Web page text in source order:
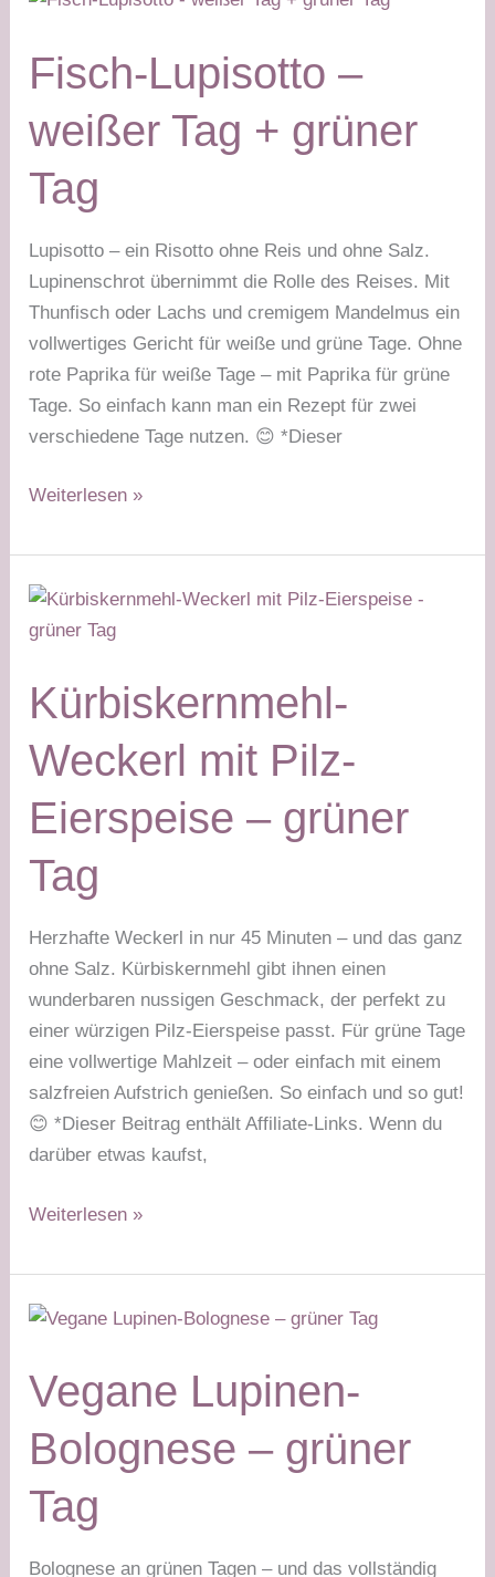
&
Tag
Fisch-Lupisotto –
weißer Tag + grüner
Tag
Lupisotto – ein Risotto ohne Reis und ohne Salz.
Lupinenschrot übernimmt die Rolle des Reises. Mit
Thunfisch oder Lachs und cremigem Mandelmus ein
vollwertiges Gericht für weiße und grüne Tage. Ohne
rote Paprika für weiße Tage – mit Paprika für grüne
Tage. So einfach kann man ein Rezept für zwei
verschiedene Tage nutzen. 😊 *Dieser
Fisch-
–
weißer
Tag
Tag
Weiterlesen »
Kürbiskernmehl-
Weckerl mit Pilz-
Eierspeise – grüner
Tag
Herzhafte Weckerl in nur 45 Minuten – und das ganz
ohne Salz. Kürbiskernmehl gibt ihnen einen
wunderbaren nussigen Geschmack, der perfekt zu
einer würzigen Pilz-Eierspeise passt. Für grüne Tage
eine vollwertige Mahlzeit – oder einfach mit einem
salzfreien Aufstrich genießen. So einfach und so gut!
😊 *Dieser Beitrag enthält Affiliate-Links. Wenn du
darüber etwas kaufst,
Kürbiskernmehl-
mit
Pilz-
grüner
Tag
Weiterlesen »
Vegane Lupinen-
Bolognese – grüner
Tag
Bolognese an grünen Tagen – und das vollständig